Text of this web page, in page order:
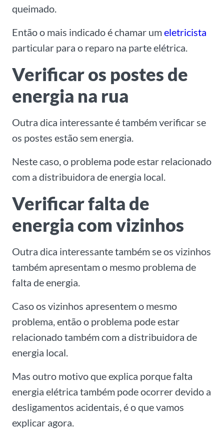
queimado.
Então o mais indicado é chamar umeletricista
particular para o reparo na parte elétrica.
Verificar os postes de
energia na rua
Outra dica interessante é também verificar se
os postes estão sem energia.
Neste caso, o problema pode estar relacionado
com a distribuidora de energia local.
Verificar falta de
energia com vizinhos
Outra dica interessante também se os vizinhos
também apresentam o mesmo problema de
falta de energia.
Caso os vizinhos apresentem o mesmo
problema, então o problema pode estar
relacionado também com a distribuidora de
energia local.
Mas outro motivo que explica porque falta
energia elétrica também pode ocorrer devido a
desligamentos acidentais, é o que vamos
explicar agora.